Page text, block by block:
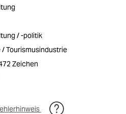
/ -politik
Tourismusindustrie
Zeichen